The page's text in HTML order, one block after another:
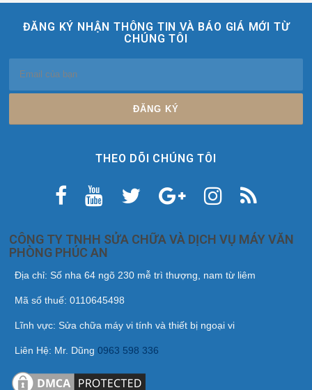
ĐĂNG KÝ NHẬN THÔNG TIN VÀ BÁO GIÁ MỚI TỪ
CHÚNG TÔI
THEO DÕI CHÚNG TÔI
CÔNG TY TNHH SỬA CHỮA VÀ DỊCH VỤ MÁY VĂN
PHÒNG PHÚC AN
Địa chỉ: Số nha 64 ngõ 230 mễ trì thượng, nam từ liêm
Mã số thuế: 0110645498
Lĩnh vực: Sửa chữa máy vi tính và thiết bị ngoại vi
Liên Hệ: Mr. Dũng0963 598 336